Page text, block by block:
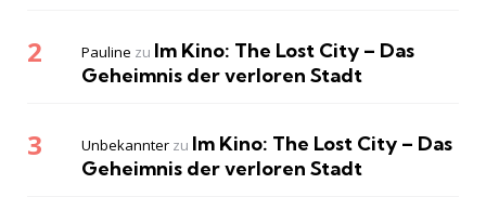
Pauline zu Im Kino: The Lost City – Das
Geheimnis der verloren Stadt
Unbekannter zu Im Kino: The Lost City – Das
Geheimnis der verloren Stadt